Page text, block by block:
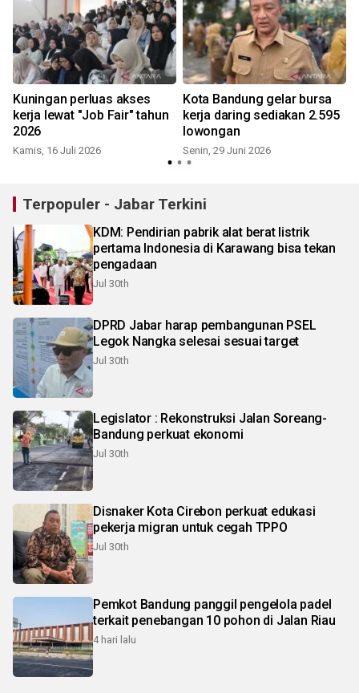
Kuningan perluas akses
kerja lewat "Job Fair" tahun
2026
Kamis, 16 Juli 2026
Kota Bandung gelar bursa
kerja daring sediakan 2.595
lowongan
Senin, 29 Juni 2026
Terpopuler - Jabar Terkini
KDM: Pendirian pabrik alat berat listrik
pertama Indonesia di Karawang bisa tekan
pengadaan
Jul 30th
DPRD Jabar harap pembangunan PSEL
Legok Nangka selesai sesuai target
Jul 30th
Legislator : Rekonstruksi Jalan Soreang-
Bandung perkuat ekonomi
Jul 30th
Disnaker Kota Cirebon perkuat edukasi
pekerja migran untuk cegah TPPO
Jul 30th
Pemkot Bandung panggil pengelola padel
terkait penebangan 10 pohon di Jalan Riau
4 hari lalu